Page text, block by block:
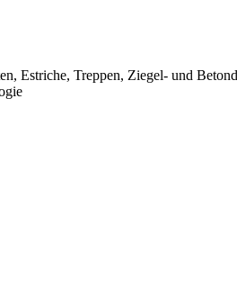
Estriche, Treppen, Ziegel- und